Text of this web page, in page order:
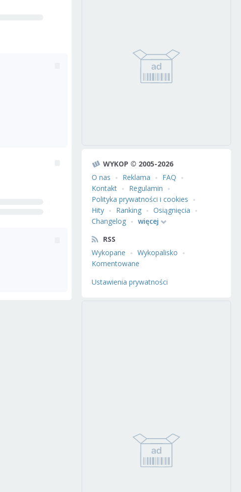
WYKOP © 2005-2026
O nas
Reklama
FAQ
Kontakt
Regulamin
Polityka prywatności i cookies
Hity
Ranking
Osiągnięcia
Changelog
więcej
RSS
Wykopane
Wykopalisko
Komentowane
Ustawienia prywatności